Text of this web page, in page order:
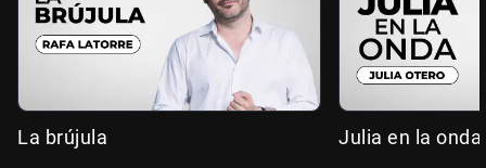
La brújula Julia en la onda